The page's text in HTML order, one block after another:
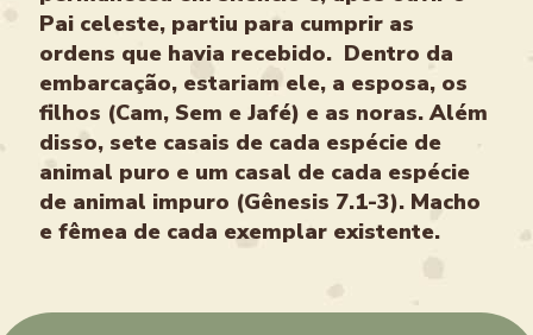
Pai celeste, partiu para cumprir as
ordens que havia recebido. Dentro da
embarcação, estariam ele, a esposa, os
filhos (Cam, Sem e Jafé) e as noras. Além
disso, sete casais de cada espécie de
animal puro e um casal de cada espécie
de animal impuro (Gênesis 7.1-3). Macho
e fêmea de cada exemplar existente.